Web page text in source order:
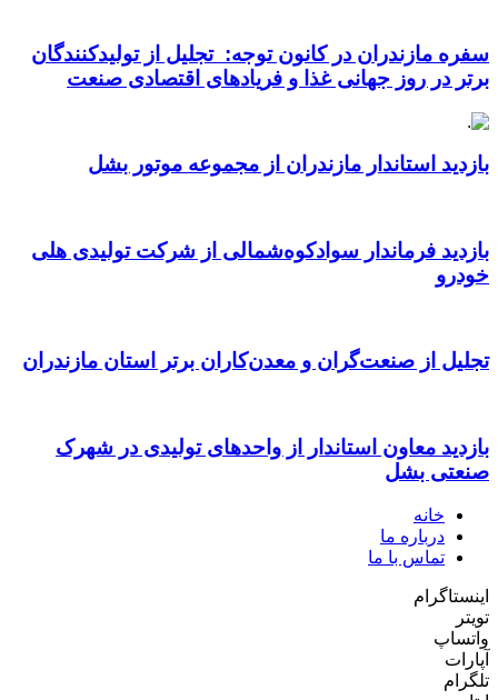
سفره مازندران در کانون توجه: تجلیل از تولیدکنندگان
برتر در روز جهانی غذا و فریادهای اقتصادی صنعت
بازدید استاندار مازندران از مجموعه موتور بشل
بازدید فرماندار سوادکوه‌شمالی از شرکت تولیدی هلی
خودرو
تجلیل از صنعت‌گران و معدن‌کاران برتر استان مازندران
بازدید معاون استاندار از واحدهای تولیدی در شهرک
صنعتی بشل
خانه
درباره ما
تماس با ما
اینستاگرام
تویتر
واتساپ
آپارات
تلگرام